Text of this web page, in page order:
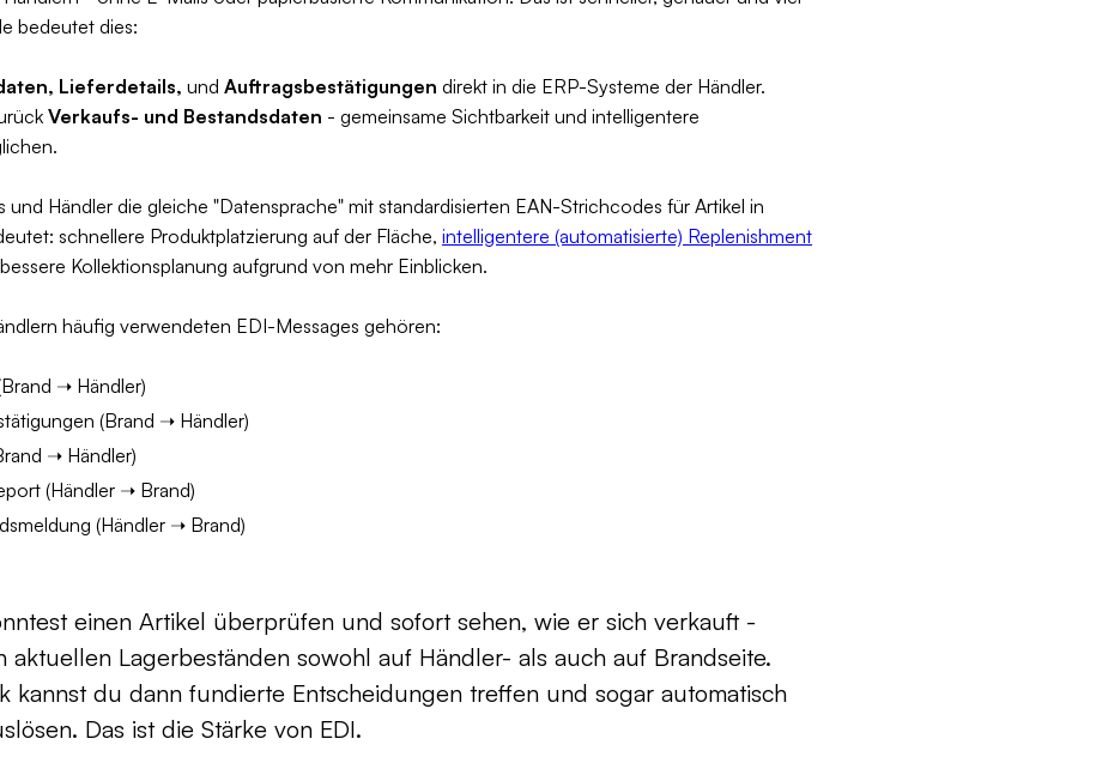
bedeutet dies:
Lieferdetails, und Auftragsbestätigungen direkt in die ERP-Systeme der Händler.
Verkaufs- und Bestandsdaten - gemeinsame Sichtbarkeit und intelligentere
und Händler die gleiche "Datensprache" mit standardisierten EAN-Strichcodes für Artikel in
schnellere Produktplatzierung auf der Fläche, intelligentere (automatisierte) Replenishment
Kollektionsplanung aufgrund von mehr Einblicken.
häufig verwendeten EDI-Messages gehören:
➝ Händler)
(Brand ➝ Händler)
➝ Händler)
(Händler ➝ Brand)
(Händler ➝ Brand)
einen Artikel überprüfen und sofort sehen, wie er sich verkauft -
aktuellen Lagerbeständen sowohl auf Händler- als auch auf Brandseite.
kannst du dann fundierte Entscheidungen treffen und sogar automatisch
Das ist die Stärke von EDI.